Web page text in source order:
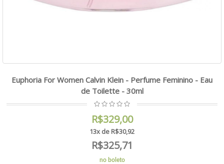
Euphoria For Women Calvin Klein - Perfume Feminino - Eau
de Toilette - 30ml
R$329,00
13x de R$30,92
R$325,71
no boleto